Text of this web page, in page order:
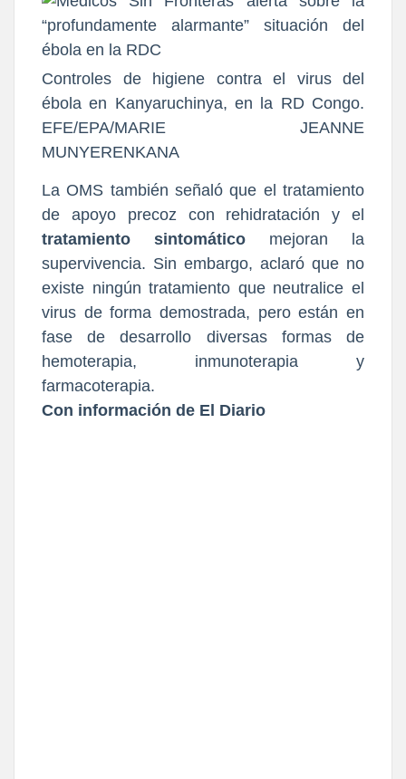
Controles de higiene contra el virus del
ébola en Kanyaruchinya, en la RD Congo.
EFE/EPA/MARIE JEANNE
MUNYERENKANA
La OMS también señaló que el tratamiento
de apoyo precoz con rehidratación y el
tratamiento sintomático
mejoran la
supervivencia. Sin embargo, aclaró que no
existe ningún tratamiento que neutralice el
virus de forma demostrada, pero están en
fase de desarrollo diversas formas de
hemoterapia, inmunoterapia y
farmacoterapia.
Con información de El Diario